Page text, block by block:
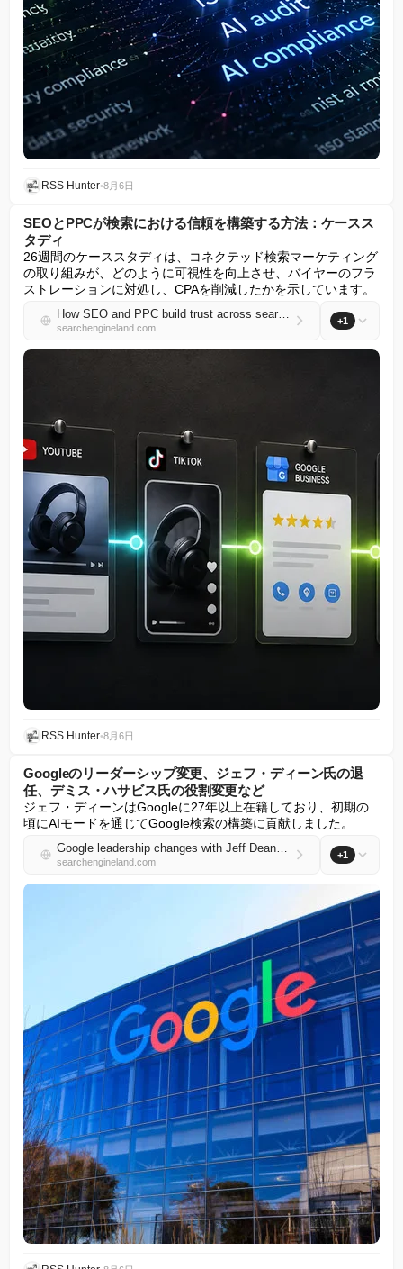
RSS Hunter•8月6日
SEOとPPCが検索における信頼を構築する方法：ケースス
タディ
26週間のケーススタディは、コネクテッド検索マーケティング
の取り組みが、どのように可視性を向上させ、バイヤーのフラ
ストレーションに対処し、CPAを削減したかを示しています。
How SEO and PPC build trust across search: Case study
searchengineland.com
+1
RSS Hunter•8月6日
Googleのリーダーシップ変更、ジェフ・ディーン氏の退
任、デミス・ハサビス氏の役割変更など
ジェフ・ディーンはGoogleに27年以上在籍しており、初期の
頃にAIモードを通じてGoogle検索の構築に貢献しました。
Google leadership changes with Jeff Dean out, Demis Hassabis role change and more
searchengineland.com
+1